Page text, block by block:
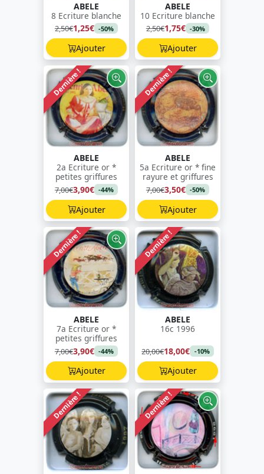
ABELE
8 Ecriture blanche
2,50€1,25€ -50%
Ajouter
ABELE
10 Ecriture blanche
2,50€1,75€ -30%
Ajouter
Dernière !
ABELE
2a Ecriture or *
petites griffures
7,00€3,90€ -44%
Ajouter
Dernière !
ABELE
5a Ecriture or * fine
rayure et griffures
7,00€3,50€ -50%
Ajouter
Dernière !
ABELE
7a Ecriture or *
petites griffures
7,00€3,90€ -44%
Ajouter
Dernière !
ABELE
16c 1996
20,00€18,00€ -10%
Ajouter
Dernière ! Dernière !